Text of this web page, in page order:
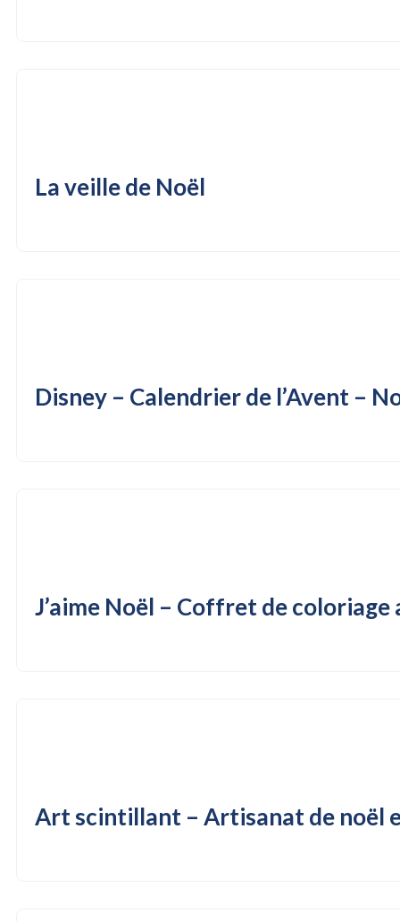
La veille de Noël
Disney – Calendrier de l’Avent –
J’aime Noël – Coffret de
Art scintillant – Artisanat de noël